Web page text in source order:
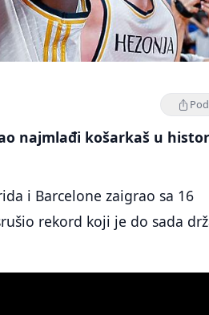
najmlađi košarkaš u
i Barcelone zaigrao sa 16
rekord koji je do sada